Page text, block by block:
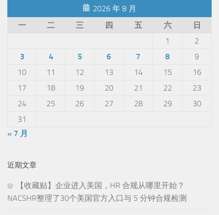
2026 年 8 月
一
二 三 四 五 六
日
1
2
3
4 5 6 7 8
9
10
11 12 13 14 15
16
17
18 19 20 21 22
23
24
25 26 27 28 29
30
31
« 7 月
近期文章
【收藏贴】企业进入美国，HR 合规从哪里开始？
NACSHR整理了30个美国官方入口与 5 分钟合规检测